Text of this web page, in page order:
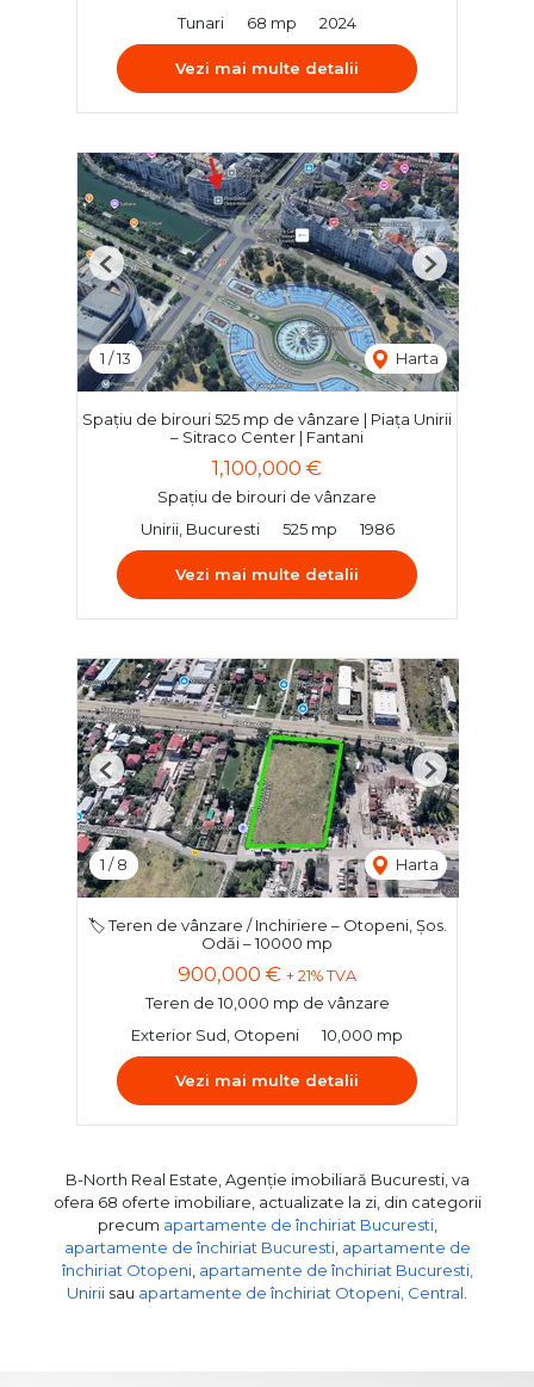
Tunari
68 mp 2024
Vezi mai multe detalii
1 /13 Harta
Previous Next
Spațiu de birouri 525 mp de vânzare | Piața Unirii
– Sitraco Center | Fantani
1,100,000 €
Spațiu de birouri de vânzare
Unirii, Bucuresti
525 mp 1986
Vezi mai multe detalii
1 /8 Harta
Previous Next
🏷️ Teren de vânzare / Inchiriere – Otopeni, Șos.
Odăi – 10000 mp
900,000 € + 21% TVA
Teren de 10,000 mp de vânzare
Exterior Sud, Otopeni
10,000 mp
Vezi mai multe detalii
B-North Real Estate, Agenție imobiliară Bucuresti, va
ofera 68 oferte imobiliare, actualizate la zi, din categorii
precum apartamente de închiriat Bucuresti,
apartamente de închiriat Bucuresti, apartamente de
închiriat Otopeni, apartamente de închiriat Bucuresti,
Unirii sau apartamente de închiriat Otopeni, Central